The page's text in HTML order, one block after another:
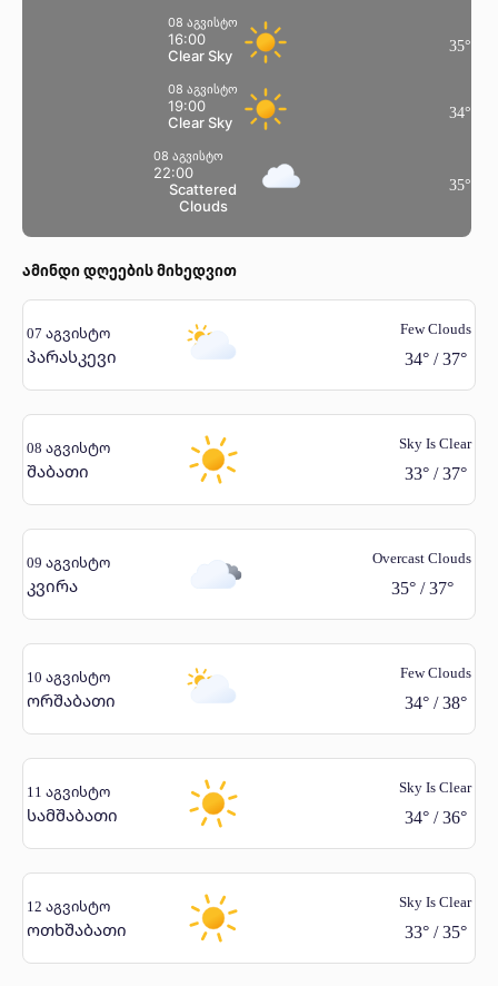
08 აგვისტო
16:00
Clear Sky
35°
08 აგვისტო
19:00
Clear Sky
34°
08 აგვისტო
22:00
Scattered
Clouds
35°
ამინდი დღეების მიხედვით
07 აგვისტო
პარასკევი
Few Clouds
34°/37°
08 აგვისტო
შაბათი
Sky Is Clear
33°/37°
09 აგვისტო
კვირა
Overcast Clouds
35°/37°
10 აგვისტო
ორშაბათი
Few Clouds
34°/38°
11 აგვისტო
სამშაბათი
Sky Is Clear
34°/36°
12 აგვისტო
ოთხშაბათი
Sky Is Clear
33°/35°